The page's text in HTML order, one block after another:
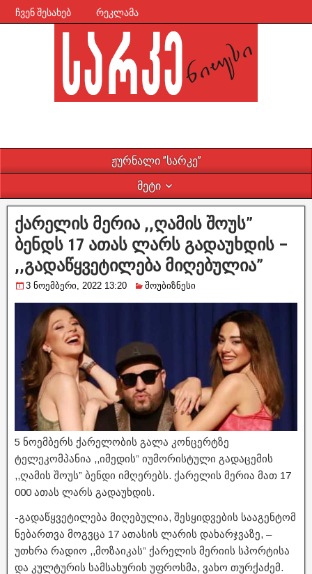
ჩვენ შესახებ რეკლამა
ჟურნალი ”სარკე”
მეტი
ქარელის მერია ,,ღამის შოუს”
ბენდს 17 ათას ლარს გადაუხდის –
,,გადაწყვეტილება მიღებულია”
3 ნოემბერი, 2022 13:20 შოუბიზნესი
5 ნოემბერს ქარელობის გალა კონცერტზე
ტელეკომპანია ,,იმედის” იუმორისტული გადაცემის
,,ღამის შოუს” ბენდი იმღერებს. ქარელის მერია მათ 17
000 ათას ლარს გადაუხდის.
-გადაწყვეტილება მიღებულია, შესყიდვების სააგენტომ
ნებართვა მოგვცა 17 ათასის ლარის დახარჯვაზე, –
უთხრა რადიო ,,მოზაიკას” ქარელის მერიის სპორტისა
და კულტურის სამსახურის უფროსმა, ვახო თურქაძემ.